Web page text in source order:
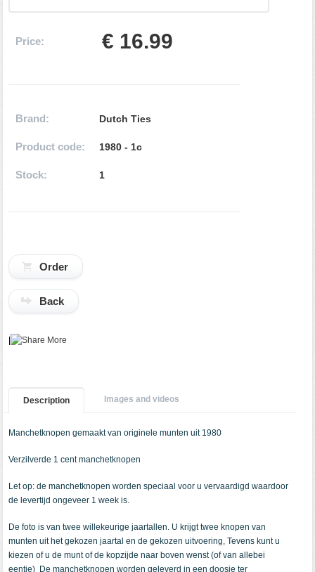
Price: € 16.99
Brand: Dutch Ties
Product code: 1980 - 1c
Stock: 1
Back
More
Description Images and videos
Manchetknopen gemaakt van originele munten uit 1980
Verzilverde 1 cent manchetknopen
Let op: de manchetknopen worden speciaal voor u vervaardigd waardoor
de levertijd ongeveer 1 week is.
De foto is van twee willekeurige jaartallen. U krijgt twee knopen van
munten uit het gekozen jaartal en de gekozen uitvoering, Tevens kunt u
kiezen of u de munt of de kopzijde naar boven wenst (of van allebei
eentje) De manchetknopen worden geleverd in een doosje ter